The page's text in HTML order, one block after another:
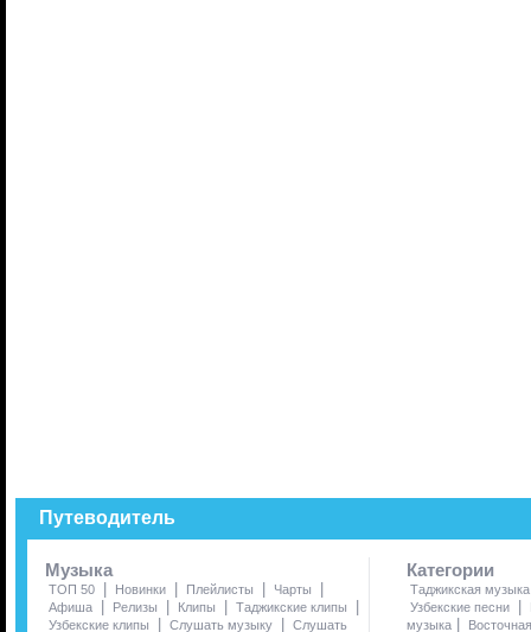
Путеводитель
Музыка
ТОП 50 | Новинки | Плейлисты | Чарты |
Афиша | Релизы | Клипы | Таджикские клипы |
Узбекские клипы | Слушать музыку | Слушать
Категории
Таджикская музыка
Узбекские песни
|
музыка |